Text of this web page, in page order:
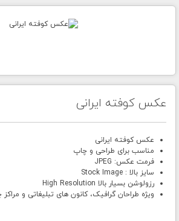
عکس کوفته ایرانی
عکس کوفته ایرانی
مناسب برای طراحی و چاپ
فرمت عکس: JPEG
سایز بالا : Stock Image
رزولوشن بسیار بالا High Resolution
ویژه طراحان گرافیک، کانون های تبلیغاتی و